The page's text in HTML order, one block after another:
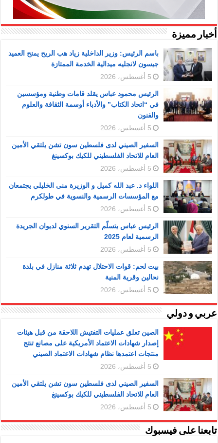
أخبار مميزة
باسم الرئيس: وزير الداخلية زياد هب الريح يمنح العميد
جيسون لانجليه ميدالية الخدمة الممتازة
5 أغسطس، 2026
الرئيس محمود عباس يقلد قامات وطنية ومؤسسين
في “اتحاد الكتاب” والأدباء أوسمة الثقافة والعلوم
والفنون
5 أغسطس، 2026
السفير الصيني لدى فلسطين سون تشن يلتقي الأمين
العام للاتحاد الفلسطيني للكيك بوكسينغ
5 أغسطس، 2026
اللواء د. عبد الله كميل و الوزيرة منى الخليلي يجتمعان
مع المؤسسات الرسمية والنسوية في طولكرم
5 أغسطس، 2026
الرئيس عباس يتسلّم التقرير السنوي لديوان الجريدة
الرسمية لعام 2025
5 أغسطس، 2026
بيت لحم: قوات الاحتلال تهدم ثلاثة منازل في بلدة
نحالين وقرية المنية
5 أغسطس، 2026
عربي و دولي
الصين تعلق عمليات التفتيش اللاحقة من قبل هيئات
إصدار شهادات الاعتماد الأمريكية على مصانع تنتج
منتجات اعتمدها نظام شهادات الاعتماد الصيني
5 أغسطس، 2026
السفير الصيني لدى فلسطين سون تشن يلتقي الأمين
العام للاتحاد الفلسطيني للكيك بوكسينغ
5 أغسطس، 2026
تابعنا على فيسبوك